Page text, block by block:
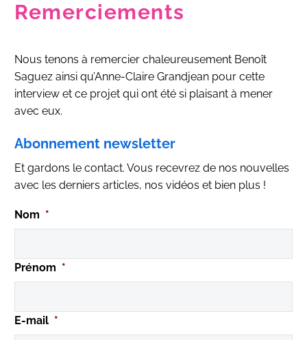
Remerciements
Nous tenons à remercier chaleureusement Benoît
Saguez ainsi qu’Anne-Claire Grandjean pour cette
interview et ce projet qui ont été si plaisant à mener
avec eux.
Abonnement newsletter
Et gardons le contact. Vous recevrez de nos nouvelles
avec les derniers articles, nos vidéos et bien plus !
Nom *
Prénom *
E-mail *